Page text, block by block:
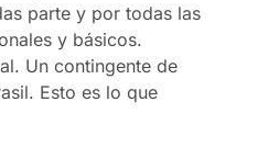
parte y por todas las
y básicos.
Un contingente de
Esto es lo que